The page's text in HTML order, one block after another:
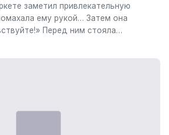
заметил привлекательную
ему рукой… Затем она
Перед ним стояла…